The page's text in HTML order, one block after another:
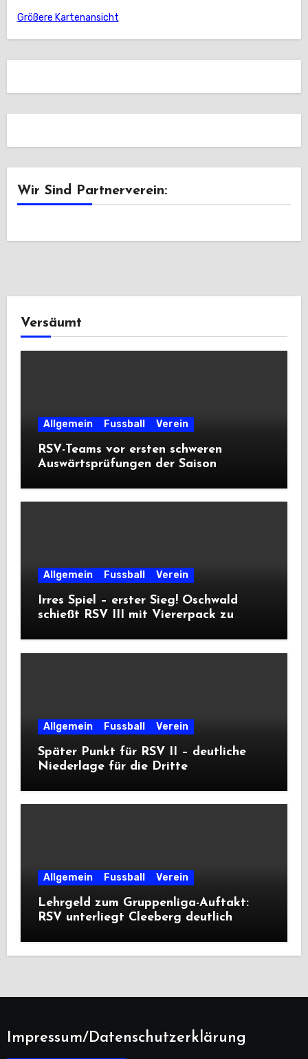
Größere Kartenansicht
Wir Sind Partnerverein:
Versäumt
Allgemein Fussball Verein
RSV-Teams vor ersten schweren
Auswärtsprüfungen der Saison
Allgemein Fussball Verein
Irres Spiel – erster Sieg! Oschwald
schießt RSV III mit Viererpack zu
Allgemein Fussball Verein
Später Punkt für RSV II – deutliche
Niederlage für die Dritte
Allgemein Fussball Verein
Lehrgeld zum Gruppenliga-Auftakt:
RSV unterliegt Cleeberg deutlich
Impressum/Datenschutzerklärung